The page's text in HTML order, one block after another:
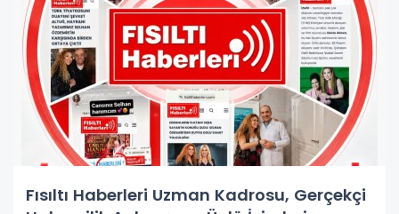
Fısıltı Haberleri Uzman Kadrosu, Gerçekçi